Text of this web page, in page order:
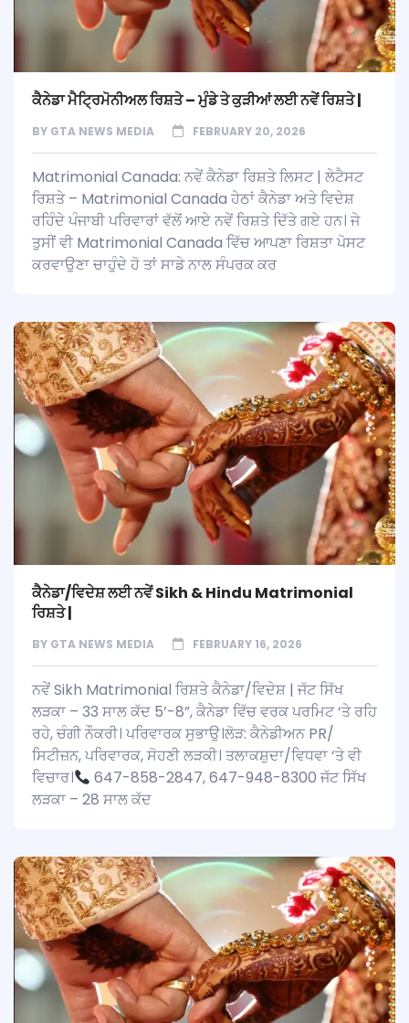
ਕੈਨੇਡਾ ਮੈਟ੍ਰਿਮੋਨੀਅਲ ਰਿਸ਼ਤੇ – ਮੁੰਡੇ ਤੇ ਕੁੜੀਆਂ ਲਈ ਨਵੇਂ ਰਿਸ਼ਤੇ |
BY GTA NEWS MEDIA FEBRUARY 20, 2026
Matrimonial Canada: ਨਵੇਂ ਕੈਨੇਡਾ ਰਿਸ਼ਤੇ ਲਿਸਟ | ਲੇਟੈਸਟ
ਰਿਸ਼ਤੇ – Matrimonial Canada ਹੇਠਾਂ ਕੈਨੇਡਾ ਅਤੇ ਵਿਦੇਸ਼
ਰਹਿੰਦੇ ਪੰਜਾਬੀ ਪਰਿਵਾਰਾਂ ਵੱਲੋਂ ਆਏ ਨਵੇਂ ਰਿਸ਼ਤੇ ਦਿੱਤੇ ਗਏ ਹਨ। ਜੇ
ਤੁਸੀਂ ਵੀ Matrimonial Canada ਵਿੱਚ ਆਪਣਾ ਰਿਸ਼ਤਾ ਪੋਸਟ
ਕਰਵਾਉਣਾ ਚਾਹੁੰਦੇ ਹੋ ਤਾਂ ਸਾਡੇ ਨਾਲ ਸੰਪਰਕ ਕਰ
ਕੈਨੇਡਾ/ਵਿਦੇਸ਼ ਲਈ ਨਵੇਂ Sikh & Hindu Matrimonial
ਰਿਸ਼ਤੇ |
BY GTA NEWS MEDIA FEBRUARY 16, 2026
ਨਵੇਂ Sikh Matrimonial ਰਿਸ਼ਤੇ ਕੈਨੇਡਾ/ਵਿਦੇਸ਼ | ਜੱਟ ਸਿੱਖ
ਲੜਕਾ – 33 ਸਾਲ ਕੱਦ 5’-8”, ਕੈਨੇਡਾ ਵਿੱਚ ਵਰਕ ਪਰਮਿਟ ‘ਤੇ ਰਹਿ
ਰਹੇ, ਚੰਗੀ ਨੌਕਰੀ। ਪਰਿਵਾਰਕ ਸੁਭਾਉ।ਲੋੜ: ਕੈਨੇਡੀਅਨ PR/
ਸਿਟੀਜ਼ਨ, ਪਰਿਵਾਰਕ, ਸੋਹਣੀ ਲੜਕੀ। ਤਲਾਕਸ਼ੁਦਾ/ਵਿਧਵਾ ‘ਤੇ ਵੀ
ਵਿਚਾਰ।
647-858-2847, 647-948-8300 ਜੱਟ ਸਿੱਖ
ਲੜਕਾ – 28 ਸਾਲ ਕੱਦ